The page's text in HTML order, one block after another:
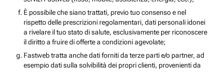
È possibile che siano trattati, previo tuo consenso e nel
rispetto delle prescrizioni regolamentari, dati personali idonei
a rivelare il tuo stato di salute, esclusivamente per riconoscere
il diritto a fruire di offerte a condizioni agevolate;
Fastweb tratta anche dati forniti da terze parti e/o partner, ad
esempio dati sulla solvibilità dei propri clienti, provenienti da